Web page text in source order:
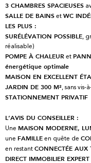
3 CHAMBRES SPACIEUSES
SALLE DE BAINS et WC
LES PLUS :
SURÉLÉVATION POSSIBLE,
réalisable)
POMPE À CHALEUR et
énergétique optimale
MAISON EN EXCELLENT
JARDIN DE 300 M², sans vis-
STATIONNEMENT PRIVATIF
L’AVIS DU CONSEILLER :
Une MAISON MODERNE,
une FAMILLE en quête de
en restant CONNECTÉE AUX
DIRECT IMMOBILIER